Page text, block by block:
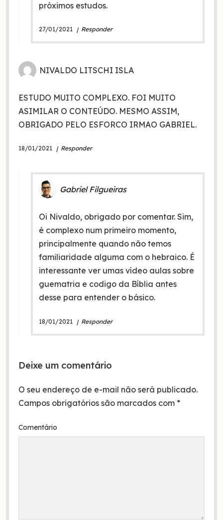
próximos estudos.
27/01/2021 Responder
NIVALDO LITSCHI ISLA
ESTUDO MUITO COMPLEXO. FOI MUITO
ASIMILAR O CONTEÚDO. MESMO ASSIM,
OBRIGADO PELO ESFORCO IRMAO GABRIEL.
18/01/2021 Responder
Gabriel Filgueiras
Oi Nivaldo, obrigado por comentar. Sim,
é complexo num primeiro momento,
principalmente quando não temos
familiaridade alguma com o hebraico. É
interessante ver umas vídeo aulas sobre
guematria e codigo da Bíblia antes
desse para entender o básico.
18/01/2021 Responder
Deixe um comentário
O seu endereço de e-mail não será publicado.
Campos obrigatórios são marcados com *
Comentário